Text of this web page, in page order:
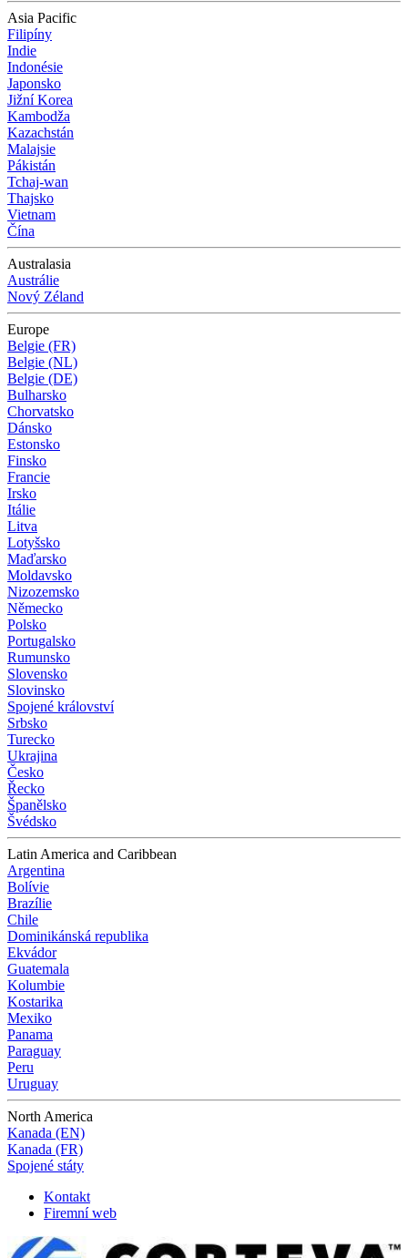
Asia Pacific
Filipíny
Indie
Indonésie
Japonsko
Jižní Korea
Kambodža
Kazachstán
Malajsie
Pákistán
Tchaj-wan
Thajsko
Vietnam
Čína
Australasia
Austrálie
Nový Zéland
Europe
Belgie (FR)
Belgie (NL)
Belgie (DE)
Bulharsko
Chorvatsko
Dánsko
Estonsko
Finsko
Francie
Irsko
Itálie
Litva
Lotyšsko
Maďarsko
Moldavsko
Nizozemsko
Německo
Polsko
Portugalsko
Rumunsko
Slovensko
Slovinsko
Spojené království
Srbsko
Turecko
Ukrajina
Česko
Řecko
Španělsko
Švédsko
Latin America and Caribbean
Argentina
Bolívie
Brazílie
Chile
Dominikánská republika
Ekvádor
Guatemala
Kolumbie
Kostarika
Mexiko
Panama
Paraguay
Peru
Uruguay
North America
Kanada (EN)
Kanada (FR)
Spojené státy
Kontakt
Firemní web